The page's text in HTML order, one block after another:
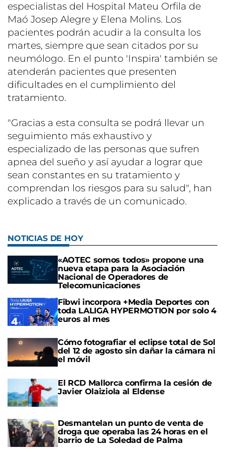
especialistas del Hospital Mateu Orfila de
Maó Josep Alegre y Elena Molins. Los
pacientes podrán acudir a la consulta los
martes, siempre que sean citados por su
neumólogo. En el punto 'Inspira' también se
atenderán pacientes que presenten
dificultades en el cumplimiento del
tratamiento.
"Gracias a esta consulta se podrá llevar un
seguimiento más exhaustivo y
especializado de las personas que sufren
apnea del sueño y así ayudar a lograr que
sean constantes en su tratamiento y
comprendan los riesgos para su salud", han
explicado a través de un comunicado.
NOTICIAS DE HOY
«AOTEC somos todos» propone una
nueva etapa para la Asociación
Nacional de Operadores de
Telecomunicaciones
Fibwi incorpora +Media Deportes con
toda LALIGA HYPERMOTION por solo 4
euros al mes
Cómo fotografiar el eclipse total de Sol
del 12 de agosto sin dañar la cámara ni
el móvil
El RCD Mallorca confirma la cesión de
Javier Olaiziola al Eldense
Desmantelan un punto de venta de
droga que operaba las 24 horas en el
barrio de La Soledad de Palma